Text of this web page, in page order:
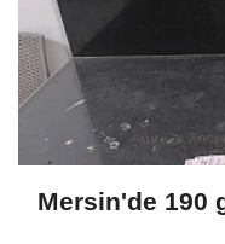
Mersin'de 190